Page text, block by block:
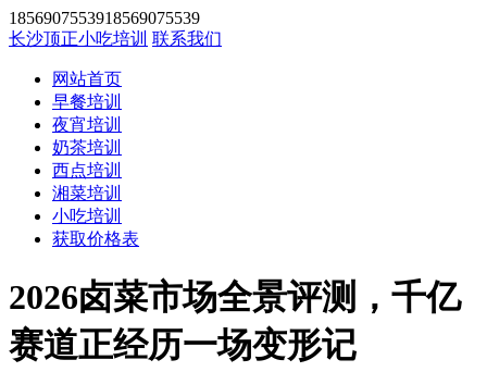
1856907553918569075539
长沙顶正小吃培训 联系我们
网站首页
早餐培训
夜宵培训
奶茶培训
西点培训
湘菜培训
小吃培训
获取价格表
2026卤菜市场全景评测，千亿
赛道正经历一场变形记